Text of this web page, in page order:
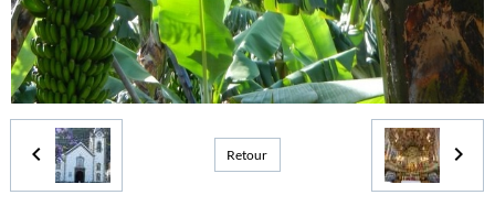
Retour